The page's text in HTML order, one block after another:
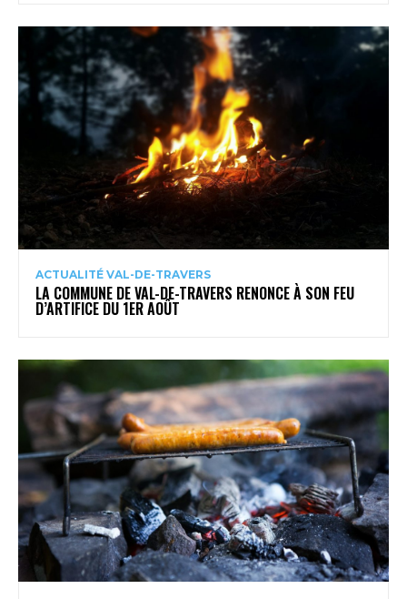
ACTUALITÉ VAL-DE-TRAVERS
LA COMMUNE DE VAL-DE-TRAVERS RENONCE À SON FEU
D’ARTIFICE DU 1ER AOÛT